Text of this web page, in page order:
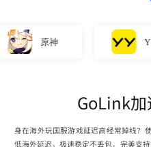
原神 YY语
GoLink
身在海外玩国服游戏延迟高经常掉线？
低海外延迟，极速稳定不丢包，完美支